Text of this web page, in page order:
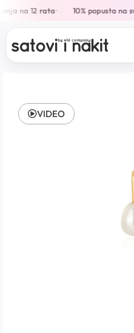
na 12 rata• 10% popusta na
VIDEO